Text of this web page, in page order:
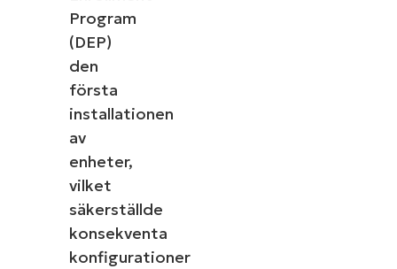
Program
(DEP)
den
första
installationen
av
enheter,
vilket
säkerställde
konsekventa
konfigurationer